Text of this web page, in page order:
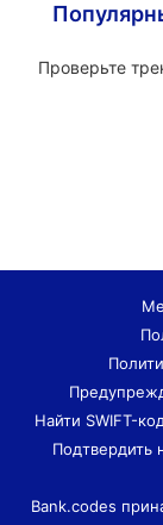
Проверьте
Найти SWIFT-код
Подтвердить
Bank.codes